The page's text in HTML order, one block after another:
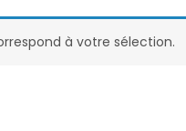
à votre sélection.